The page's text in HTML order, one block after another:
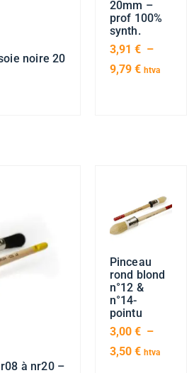
noire 20
20mm –
prof 100%
synth.
3,91 € –
9,79 € htva
à nr20 –
Pinceau
rond blond
n°12 &
n°14-
pointu
3,00 € –
3,50 € htva